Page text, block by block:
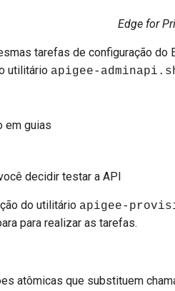
Edge for
tarefas de configuração do
utilitário apigee-
em guias
decidir testar a API
do utilitário apigee-
para realizar as tarefas.
atômicas que substituem